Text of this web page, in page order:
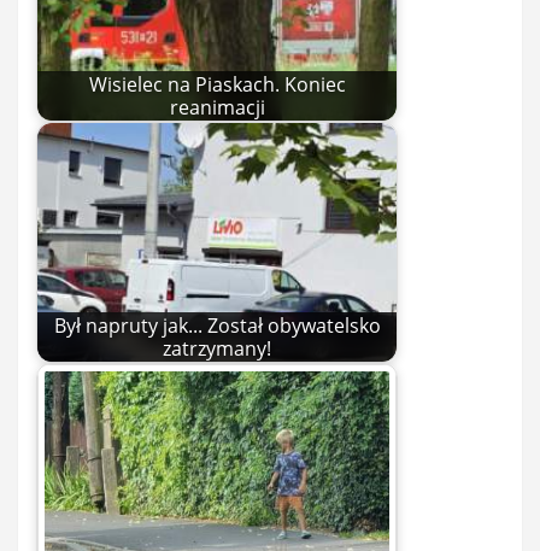
Wisielec na Piaskach. Koniec
reanimacji
Był napruty jak... Został obywatelsko
zatrzymany!